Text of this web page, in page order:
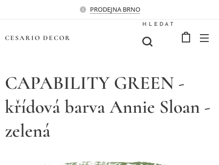
PRODEJNA BRNO
CESARIO DECOR
HLEDAT
CAPABILITY GREEN -
křídová barva Annie Sloan -
zelená